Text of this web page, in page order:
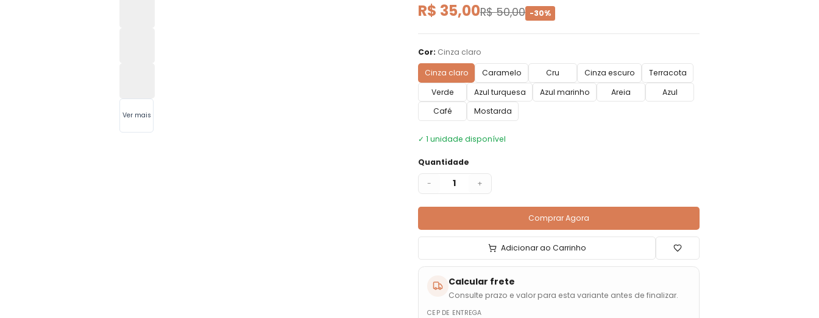
Ver mais
R$ 35,00R$ 50,00 -30%
Cor: Cinza claro
Cinza claro Caramelo Cru Cinza escuro
Terracota
Verde
Azul turquesa Azul marinho Areia
Azul
Café
Mostarda
✓ 1 unidade disponível
Quantidade
- 1 +
Comprar Agora
Adicionar ao Carrinho
Calcular frete
Consulte prazo e valor para esta variante antes de finalizar.
CEP DE ENTREGA